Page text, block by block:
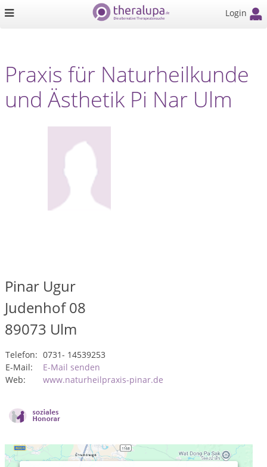
Login
Praxis für Naturheilkunde
und Ästhetik Pi Nar Ulm
Pinar Ugur
Judenhof 08
89073 Ulm
Telefon: 0731- 14539253
E-Mail:
E-Mail senden
Web:
www.naturheilpraxis-pinar.de